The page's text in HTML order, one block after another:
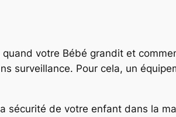
votre Bébé grandit et
surveillance. Pour cela, un
sécurité de votre enfant dans la